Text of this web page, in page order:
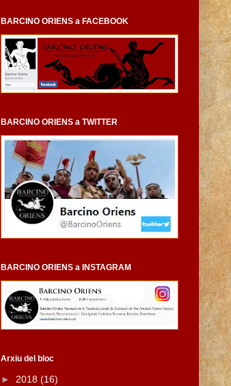
BARCINO ORIENS a FACEBOOK
BARCINO ORIENS a TWITTER
BARCINO ORIENS a INSTAGRAM
Arxiu del bloc
► 2018 (16)